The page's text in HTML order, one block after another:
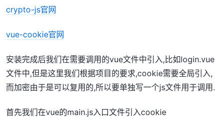
crypto-js官网
vue-cookie官网
安装完成后我们在需要调用的vue文件中引入,比如login.vue
文件中,但是这里我们根据项目的要求,cookie需要全局引入,
而加密由于是可以复用的,所以要单独写一个js文件用于调用.
首先我们在vue的main.js入口文件引入cookie